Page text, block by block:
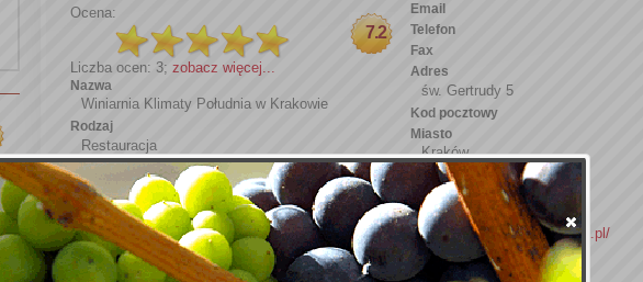
Ocena:
Liczba ocen: 3; zobacz więcej...
7.2
Nazwa
Winiarnia Klimaty Południa w Krakowie
Rodzaj
Restauracja
Osoby kontaktowe
Dodany przez
naszewina
Email
Telefon
Fax
Adres
św. Gertrudy 5
Kod pocztowy
Miasto
Kraków
Kraj
Polska
www
http://www.klimatypoludnia.pl/
Opis